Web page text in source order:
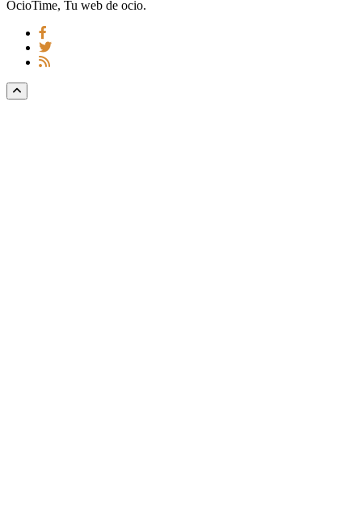
OcioTime, Tu web de ocio.